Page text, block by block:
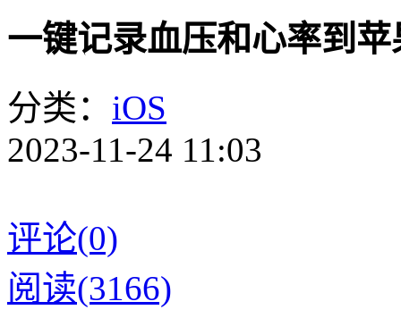
一键记录血压和心率到
分类： iOS
2023-11-24 11:03
评论(0)
阅读(3166)